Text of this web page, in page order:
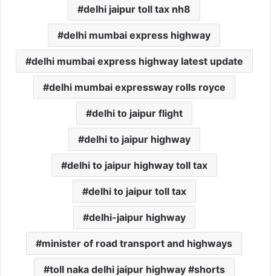
delhi jaipur toll tax nh8
delhi mumbai express highway
delhi mumbai express highway latest update
delhi mumbai expressway rolls royce
delhi to jaipur flight
delhi to jaipur highway
delhi to jaipur highway toll tax
delhi to jaipur toll tax
delhi-jaipur highway
minister of road transport and highways
toll naka delhi jaipur highway #shorts